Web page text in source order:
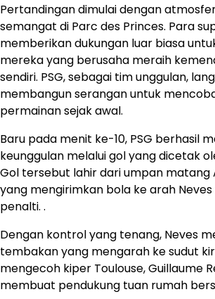
Pertandingan dimulai dengan
semangat di Parc des Princes. Para
memberikan dukungan luar biasa
mereka yang berusaha meraih
sendiri. PSG, sebagai tim unggulan,
membangun serangan untuk
permainan sejak awal.
Baru pada menit ke-10, PSG berhasil
keunggulan melalui gol yang dicetak
Gol tersebut lahir dari umpan matang
yang mengirimkan bola ke arah
penalti. .
Dengan kontrol yang tenang, Neves
tembakan yang mengarah ke sudut
mengecoh kiper Toulouse, Guillaume
membuat pendukung tuan rumah